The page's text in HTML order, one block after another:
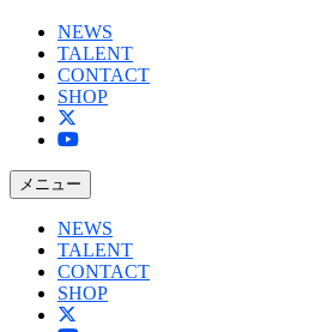
NEWS
TALENT
CONTACT
SHOP
メニュー
NEWS
TALENT
CONTACT
SHOP